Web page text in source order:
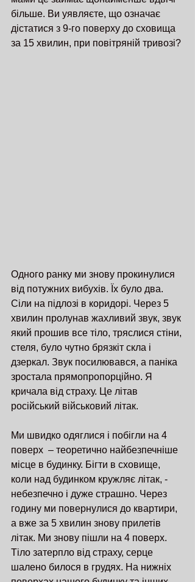
більше. Ви уявляєте, що означає
дістатися з 9-го поверху до сховища
за 15 хвилин, при повітряній тривозі?
Одного ранку ми знову прокинулися
від потужних вибухів. Їх було два.
Сіли на підлозі в коридорі. Через 5
хвилин пролунав жахливий звук, звук
який прошив все тіло, тряслися стіни,
стеля, було чутно брязкіт скла і
дзеркал. Звук посилювався, а паніка
зростала прямопропорційно. Я
кричала від страху. Це літав
російський військовий літак.
Ми швидко одяглися і побігли на 4
поверх  – теоретично найбезпечніше
місце в будинку. Бігти в сховище,
коли над будинком кружляє літак, -
небезпечно і дуже страшно. Через
годину ми повернулися до квартири,
а вже за 5 хвилин знову прилетів
літак. Ми знову пішли на 4 поверх.
Тіло затерпло від страху, серце
шалено билося в грудях. На нижніх